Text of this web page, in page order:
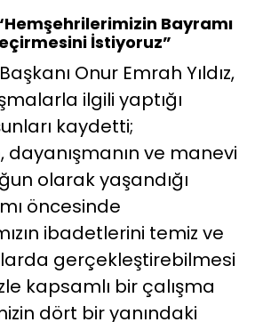
Bayramı
İstiyoruz”
Onur Emrah Yıldız,
ilgili yaptığı
kaydetti;
dayanışmanın ve manevi
olarak yaşandığı
öncesinde
ibadetlerini temiz ve
gerçekleştirebilmesi
kapsamlı bir çalışma
dört bir yanındaki